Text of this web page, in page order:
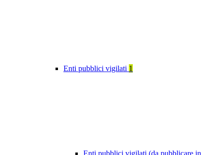
Enti pubblici vigilati 1